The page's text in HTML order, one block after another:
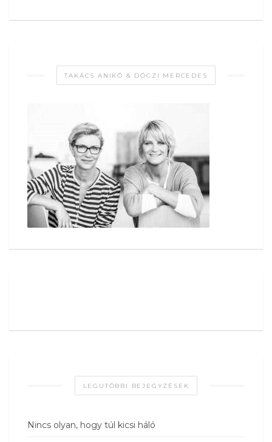
TAKÁCS ANIKÓ & DÓCZI MERCEDES
LEGUTÓBBI BEJEGYZÉSEK
Nincs olyan, hogy túl kicsi háló